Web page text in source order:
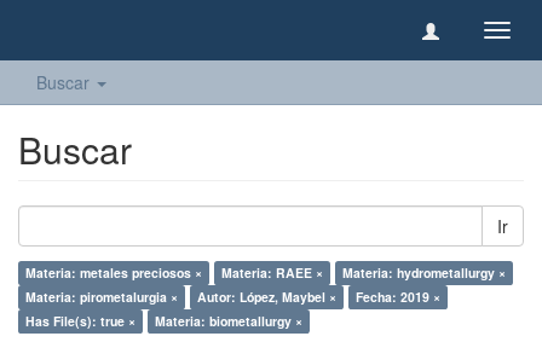
Buscar
Buscar
Ir
Materia: metales preciosos × Materia: RAEE ×
Materia: hydrometallurgy ×
Materia: pirometalurgia ×
Autor: López, Maybel ×
Fecha: 2019 ×
Has File(s): true ×
Materia: biometallurgy ×